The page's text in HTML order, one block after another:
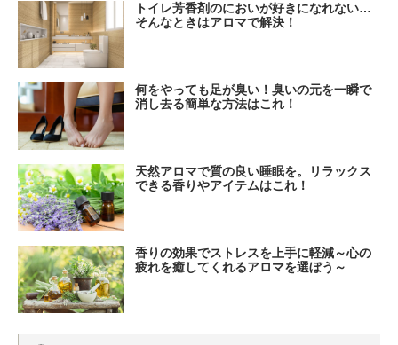
トイレ芳香剤のにおいが好きになれない…
そんなときはアロマで解決！
何をやっても足が臭い！臭いの元を一瞬で
消し去る簡単な方法はこれ！
天然アロマで質の良い睡眠を。リラックス
できる香りやアイテムはこれ！
香りの効果でストレスを上手に軽減～心の
疲れを癒してくれるアロマを選ぼう～